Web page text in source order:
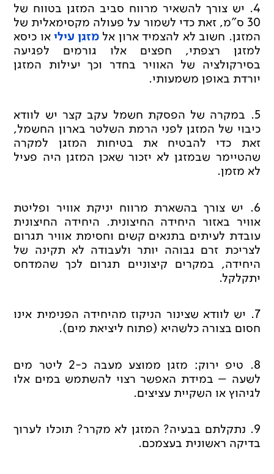
4. יש צורך להשאיר מרווח סביב המזגן בטווח של
30 ס"מ, זאת כדי לשמור על פעולה מקסימאלית של
המזגן. חשוב לא להצמיד ארון אלמזגן עיליאו כיסא
למזגן רצפתי, חפצים אלו גורמים לפגיעה
בסירקולציה של האוויר בחדר וכך יעילות המזגן
יורדת באופן משמעותי.
5. במקרה של הפסקת חשמל עקב קצר יש לוודא
כיבוי של המזגן לפני הרמת השלטר בארון החשמל,
זאת כדי להבטיח את בטיחות המזגן למקרה
שהטיימר שבמזגן לא יזכור שאכן המזגן היה פעיל
לא מזמן.
6. יש צורך בהשארת מרווח יניקת אוויר ופליטת
אוויר באזור היחידה החיצונית. היחידה החיצונית
עובדת לעיתים בתנאים קשים וחסימת אוויר תגרום
לצריכת זרם גבוהה יותר ולעבודה לא תקינה של
היחידה, במקרים קיצוניים תגרום לכך שהמדחס
יתקלקל.
7. יש לוודא שצינור הניקוז מהיחידה הפנימית אינו
חסום בצורה כלשהיא (פתוח ליציאת מים).
8. טיפ ירוק: מזגן ממוצע מעבה כ-2 ליטר מים
לשעה – במידת האפשר רצוי להשתמש במים אלו
לגיהוץ או השקיית עציצים.
9. נתקלתם בבעיה? המזגן לא מקרר? תוכלו לערוך
בדיקה ראשונית בעצמכם.